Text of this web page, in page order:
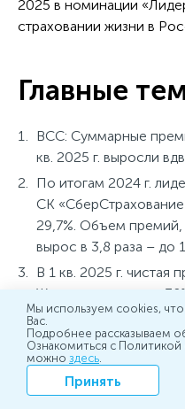
2025 в номинации
страховании жизни в
Главные
ВСС: Суммарные
кв. 2025 г. выросли
По итогам 2024 г.
СК
29,7%. Объем
вырос в 3,8 раза – до
В 1 кв. 2025 г. чистая
Жизнь» выросла на
В I кв. 2025 г.
по договорам
Объем выплат
вырос на 9% и
Мы используем cookies,
Вас.
Подробнее рассказываем
Ознакомиться с
можно здесь.
Принять